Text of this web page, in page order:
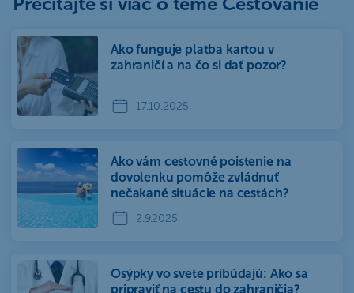
Ako funguje platba kartou v
zahraničí a na čo si dať pozor?
17.10.2025
Ako vám cestovné poistenie na
dovolenku pomôže zvládnuť
nečakané situácie na cestách?
2.9.2025
Osýpky vo svete pribúdajú: Ako sa
pripraviť na cestu do zahraničia?